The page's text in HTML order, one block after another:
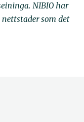
NIBIO har
som det